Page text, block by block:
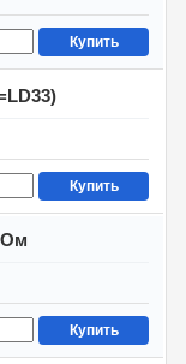
Купить
Купить
Купить